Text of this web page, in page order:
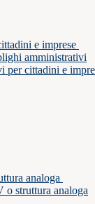
e imprese
amministrativi
per cittadini e
analoga
o struttura analoga